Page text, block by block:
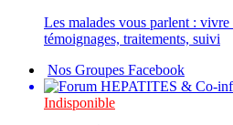
Les malades vous parlent : vivre
témoignages, traitements, suivi
Nos Groupes Facebook
Indisponible